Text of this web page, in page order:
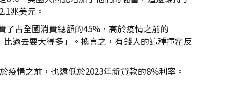
兆美元。
占全國消費總額的45%，高於疫情之前的
過去要大得多」。換言之，有錢人的這種揮霍反
情之前，也遠低於2023年新貸款的8%利率。